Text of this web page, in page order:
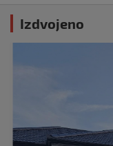
Izdvojeno